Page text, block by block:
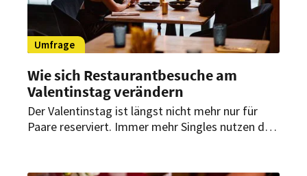
Umfrage
Wie sich Restaurantbesuche am
Valentinstag verändern
Der Valentinstag ist längst nicht mehr nur für
Paare reserviert. Immer mehr Singles nutzen den